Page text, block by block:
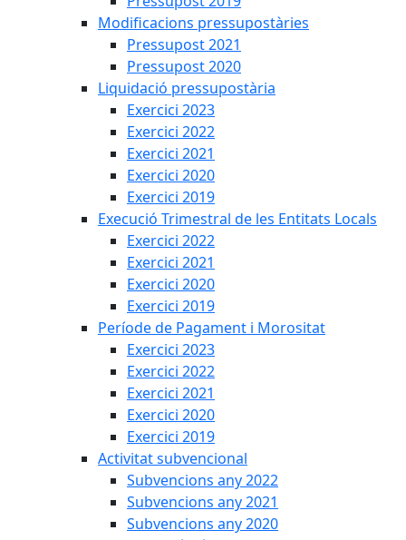
Modificacions pressupostàries
Pressupost 2021
Pressupost 2020
Liquidació pressupostària
Exercici 2023
Exercici 2022
Exercici 2021
Exercici 2020
Exercici 2019
Execució Trimestral de les Entitats Locals
Exercici 2022
Exercici 2021
Exercici 2020
Exercici 2019
Període de Pagament i Morositat
Exercici 2023
Exercici 2022
Exercici 2021
Exercici 2020
Exercici 2019
Activitat subvencional
Subvencions any 2022
Subvencions any 2021
Subvencions any 2020